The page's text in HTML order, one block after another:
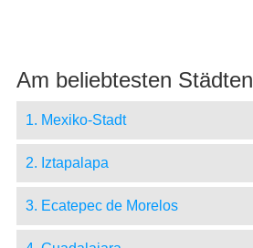
Am beliebtesten Städten
1. Mexiko-Stadt
2. Iztapalapa
3. Ecatepec de Morelos